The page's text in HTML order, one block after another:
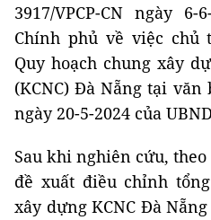
3917/VPCP-CN ngày
Chính phủ về việc
Quy hoạch chung xây
(KCNC) Đà Nẵng tại văn
ngày 20-5-2024 của
Sau khi nghiên cứu,
đề xuất điều chỉnh
xây dựng KCNC Đà